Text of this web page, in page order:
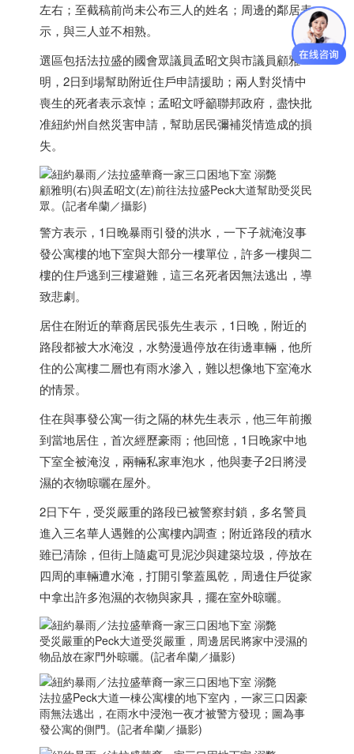
左右；至截稿前尚未公布三人的姓名；周邊的鄰居表
示，與三人並不相熟。
選區包括法拉盛的國會眾議員孟昭文與市議員顧雅
明，2日到場幫助附近住戶申請援助；兩人對災情中
喪生的死者表示哀悼；孟昭文呼籲聯邦政府，盡快批
准紐約州自然災害申請，幫助居民彌補災情造成的損
失。
顧雅明(右)與孟昭文(左)前往法拉盛Peck大道幫助受災民
眾。(記者牟蘭／攝影)
警方表示，1日晚暴雨引發的洪水，一下子就淹沒事
發公寓樓的地下室與大部分一樓單位，許多一樓與二
樓的住戶逃到三樓避難，這三名死者因無法逃出，導
致悲劇。
居住在附近的華裔居民張先生表示，1日晚，附近的
路段都被大水淹沒，水勢漫過停放在街邊車輛，他所
住的公寓樓二層也有雨水滲入，難以想像地下室淹水
的情景。
住在與事發公寓一街之隔的林先生表示，他三年前搬
到當地居住，首次經歷豪雨；他回憶，1日晚家中地
下室全被淹沒，兩輛私家車泡水，他與妻子2日將浸
濕的衣物晾曬在屋外。
2日下午，受災嚴重的路段已被警察封鎖，多名警員
進入三名華人遇難的公寓樓內調查；附近路段的積水
雖已清除，但街上隨處可見泥沙與建築垃圾，停放在
四周的車輛遭水淹，打開引擎蓋風乾，周邊住戶從家
中拿出許多泡濕的衣物與家具，擺在室外晾曬。
受災嚴重的Peck大道受災嚴重，周邊居民將家中浸濕的
物品放在家門外晾曬。(記者牟蘭／攝影)
法拉盛Peck大道一棟公寓樓的地下室內，一家三口因豪
雨無法逃出，在雨水中浸泡一夜才被警方發現；圖為事
發公寓的側門。(記者牟蘭／攝影)